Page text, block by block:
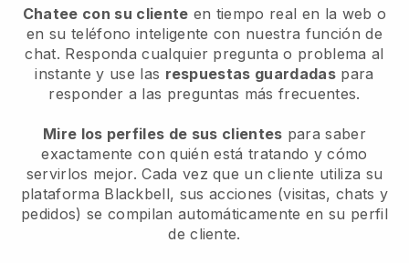
Chatee con su cliente en tiempo real en la web o
en su teléfono inteligente con nuestra función de
chat. Responda cualquier pregunta o problema al
instante y use las respuestas guardadaspara
responder a las preguntas más frecuentes.
Mire los perfiles de sus clientes para saber
exactamente con quién está tratando y cómo
servirlos mejor. Cada vez que un cliente utiliza su
plataforma Blackbell, sus acciones (visitas, chats y
pedidos) se compilan automáticamente en su perfil
de cliente.